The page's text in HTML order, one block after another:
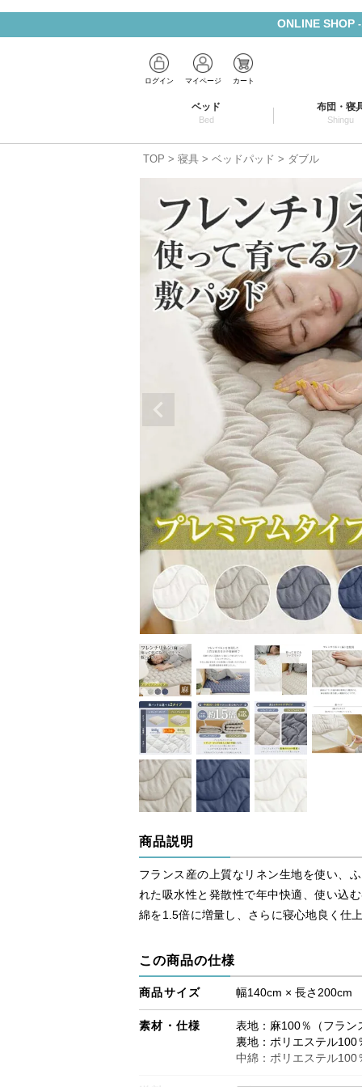
ONLINE SHOP
ログイン マイページ カート
ベッド
Bed
布団・寝
Shingu
TOP 寝具 ベッドパッド ダブル
商品説明
フランス産の上質なリネン生地を使い、
れた吸水性と発散性で年中快適、使い込
綿を1.5倍に増量し、さらに寝心地良く仕上
この商品の仕様
商品サイズ 幅140cm × 長さ200cm
素材・仕様
表地：麻100％（フラン
裏地：ポリエステル100
中綿：ポリエステル100